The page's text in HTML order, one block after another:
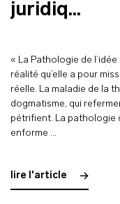
juridiq...
« La Pathologie de
réalité qu’elle a pour
réelle. La maladie de la
dogmatisme, qui
pétrifient. La pathologie
enforme …
lire l'article